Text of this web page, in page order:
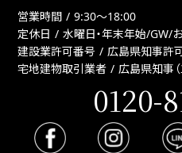
営業時間
9:30〜18:00
定休日
水曜日・年末年始/GW/
建設業許可番号
広島県知事許
宅地建物取引業者
広島県知事
0120-